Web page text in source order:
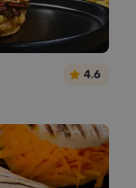
4.6